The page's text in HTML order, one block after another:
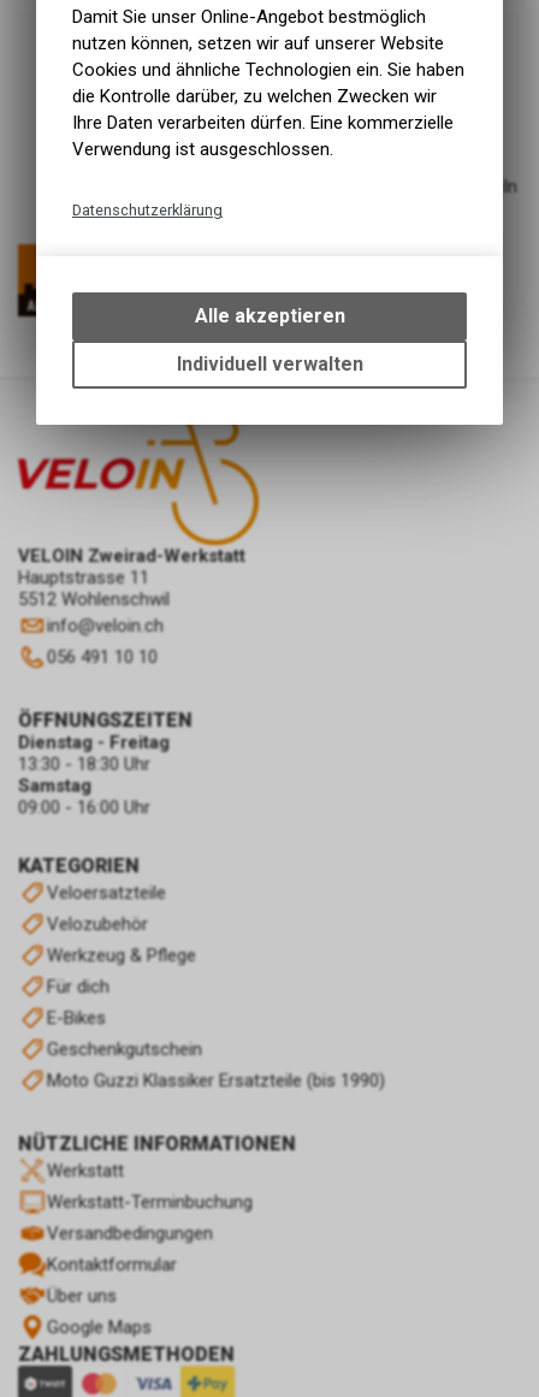
Einsatzbereich Transport, Trekking, MTB, Gravel
Grösse/Abm.575x165x345 mm
MontageartKlettband
Wasserdichtes Material
Werkzeuglose Montage
Zusätzliches Packnetz für schnellen Zugriff zur Jacke
Reflektierende Elemente sorgen für Sicherheit im Dunkeln
Inkl. ansteckbarem Spritzschutz
VELOIN Zweirad-Werkstatt
Hauptstrasse 11
5512 Wohlenschwil
info@veloin.ch
056 491 10 10
KATEGORIEN
Veloersatzteile
Velozubehör
Werkzeug & Pflege
Für dich
E-Bikes
Geschenkgutschein
Moto Guzzi Klassiker Ersatzteile (bis 1990)
NÜTZLICHE INFORMATIONEN
Werkstatt
Werkstatt-Terminbuchung
Versandbedingungen
Kontaktformular
Über uns
Google Maps
ZAHLUNGSMETHODEN
ÖFFNUNGSZEITEN
Dienstag - Freitag
13:30 - 18:30 Uhr
Samstag
09:00 - 16:00 Uhr
Damit Sie unser Online-Angebot bestmöglich
nutzen können, setzen wir auf unserer Website
Cookies und ähnliche Technologien ein. Sie haben
die Kontrolle darüber, zu welchen Zwecken wir
Ihre Daten verarbeiten dürfen. Eine kommerzielle
Verwendung ist ausgeschlossen.
Datenschutzerklärung
bestimmte Interaktionen und
Einstellungen auf Ihrem Gerät,
um die grundlegenden
Funktionen unseres Online-
des Warenkorbs, zu
ermöglichen. Bitte beachten Sie,
dass die gespeicherten Daten
keinerlei Rückschlüsse auf Ihre
persönlichen Informationen
zulassen.
Alle akzeptieren
Individuell verwalten